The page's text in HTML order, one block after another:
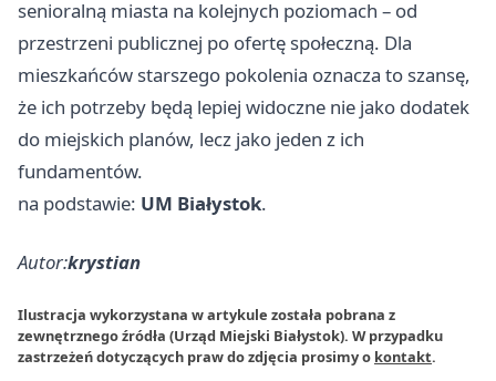
senioralną miasta na kolejnych poziomach – od
przestrzeni publicznej po ofertę społeczną. Dla
mieszkańców starszego pokolenia oznacza to szansę,
że ich potrzeby będą lepiej widoczne nie jako dodatek
do miejskich planów, lecz jako jeden z ich
fundamentów.
na podstawie: UM Białystok.
Autor:krystian
Ilustracja wykorzystana w artykule została pobrana z
zewnętrznego źródła (Urząd Miejski Białystok). W przypadku
zastrzeżeń dotyczących praw do zdjęcia prosimy o kontakt.